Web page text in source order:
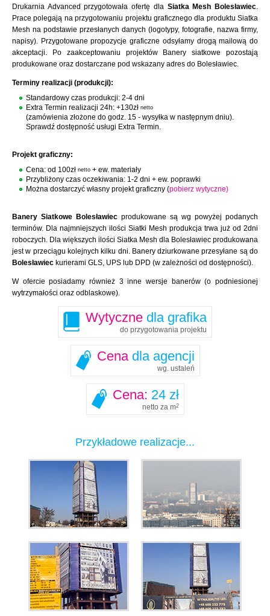
Drukarnia Advanced przygotowała ofertę dla Siatka Mesh Bolesławiec.
Prace polegają na przygotowaniu projektu graficznego dla produktu Siatka
Mesh na podstawie przesłanych danych (logotypy, fotografie, nazwa firmy,
napisy). Przygotowane propozycje graficzne odsyłamy drogą mailową do
akceptacji. Po zaakceptowaniu projektów Banery siatkowe pozostają
produkowane oraz dostarczane pod wskazany adres do Bolesławiec.
Terminy realizacji (produkcji):
Standardowy czas produkcji: 2-4 dni
Extra Termin realizacji 24h: +130zł netto
(zamówienia złożone do godz. 15 - wysyłka w następnym dniu).
Sprawdź dostępność usługi Extra Termin.
Projekt graficzny:
Cena: od 100zł netto + ew. materiały
Przybliżony czas oczekiwania: 1-2 dni + ew. poprawki
Można dostarczyć własny projekt graficzny (pobierz wytyczne)
Banery Siatkowe Bolesławiec produkowane są wg powyżej podanych
terminów. Dla najmniejszych ilości Siatki Mesh produkcja trwa już od 2dni
roboczych. Dla większych ilości Siatka Mesh dla Bolesławiec produkowana
jest w przeciągu kolejnych kilku dni. Banery dziurkowane przesyłane są do
Bolesławiec kurierami GLS, UPS lub DPD (w zależności od dostępności).
W ofercie posiadamy również 3 inne wersje banerów (o podniesionej
wytrzymałości oraz odblaskowe).
Wytyczne dla grafika
do przygotowania projektu
Cena dla agencji
wg. ustaleń
Cena: 24 zł
netto za m2
Przykładowe realizacje...